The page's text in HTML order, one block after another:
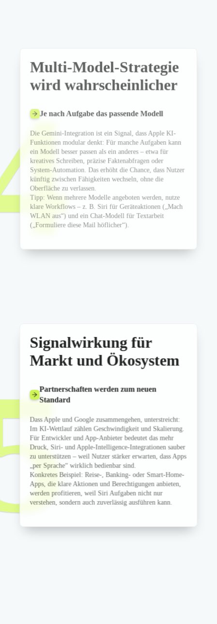
Multi-Model-Strategie
wird wahrscheinlicher
Je nach Aufgabe das passende Modell
Die Gemini-Integration ist ein Signal, dass Apple KI-
Funktionen modular denkt: Für manche Aufgaben kann
ein Modell besser passen als ein anderes – etwa für
kreatives Schreiben, präzise Faktenabfragen oder
System-Automation. Das erhöht die Chance, dass Nutzer
künftig zwischen Fähigkeiten wechseln, ohne die
Oberfläche zu verlassen.
Tipp: Wenn mehrere Modelle angeboten werden, nutze
klare Workflows – z. B. Siri für Geräteaktionen („Mach
WLAN aus“) und ein Chat-Modell für Textarbeit
(„Formuliere diese Mail höflicher“).
Signalwirkung für
Markt und Ökosystem
Partnerschaften werden zum neuen
Standard
Dass Apple und Google zusammengehen, unterstreicht:
Im KI-Wettlauf zählen Geschwindigkeit und Skalierung.
Für Entwickler und App-Anbieter bedeutet das mehr
Druck, Siri- und Apple-Intelligence-Integrationen sauber
zu unterstützen – weil Nutzer stärker erwarten, dass Apps
„per Sprache“ wirklich bedienbar sind.
Konkretes Beispiel: Reise-, Banking- oder Smart-Home-
Apps, die klare Aktionen und Berechtigungen anbieten,
werden profitieren, weil Siri Aufgaben nicht nur
verstehen, sondern auch zuverlässig ausführen kann.